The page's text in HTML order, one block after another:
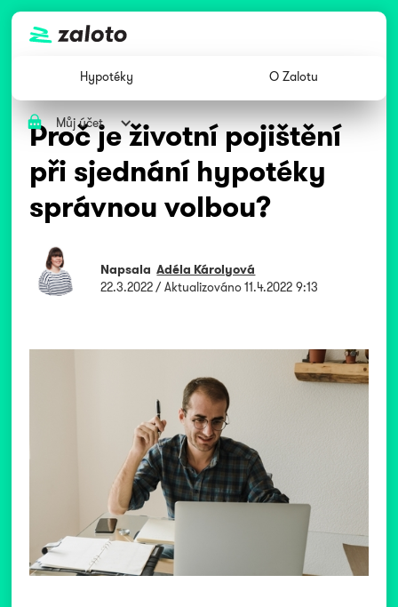
Hypotéky O Zalotu
Můj účet
Proč je životní pojištění
při sjednání hypotéky
správnou volbou?
Napsala Adéla Károlyová
22.3.2022/ Aktualizováno11.4.2022 9:13